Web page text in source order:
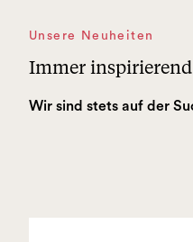
Unsere Neuheiten
Immer inspirierend
Wir sind stets auf der